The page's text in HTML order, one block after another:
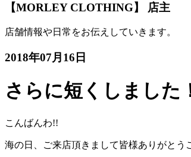
【MORLEY CLOTHING】 店主
店舗情報や日常をお伝えしていきます。
2018年07月16日
さらに短くしました
こんばんわ!!
海の日、ご来店頂きまして皆様ありがとう